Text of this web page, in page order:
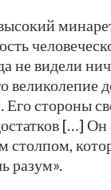
не видели
великолепие
Его стороны
[…] Он
столпом,
разум».